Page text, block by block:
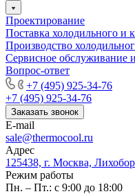
Проектирование
Поставка холодильного и
Производство
Сервисное обслуживание
Вопрос-ответ
+7 (495) 925-34-76
+7 (495) 925-34-76
Заказать звонок
E-mail
sale@thermocool.ru
Адрес
125438, г. Москва,
Режим работы
Пн. – Пт.: с 9:00 до 18:00